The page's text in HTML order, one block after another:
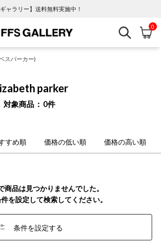
ギャラリー】送料無料実施中！
Cuffs Gallery
検索 カ
0
スパーカー)
parker
対象商品 0件
すめ順 価格の低い順 価格の高い順
商品は見つかりませんでした。
を設定して検索してください。
条件を設定する